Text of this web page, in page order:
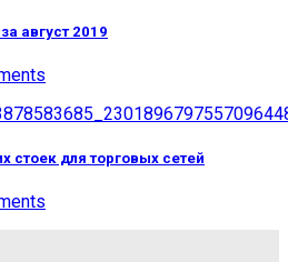
август 2019
стоек для торговых сетей